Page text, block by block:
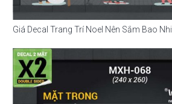
Giá Decal Trang Trí Noel Nên Sắm Bao